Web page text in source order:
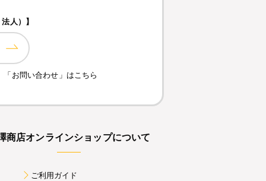
人）】
お問い合わせ」はこちら
商店オンラインショップについて
ご利用ガイド